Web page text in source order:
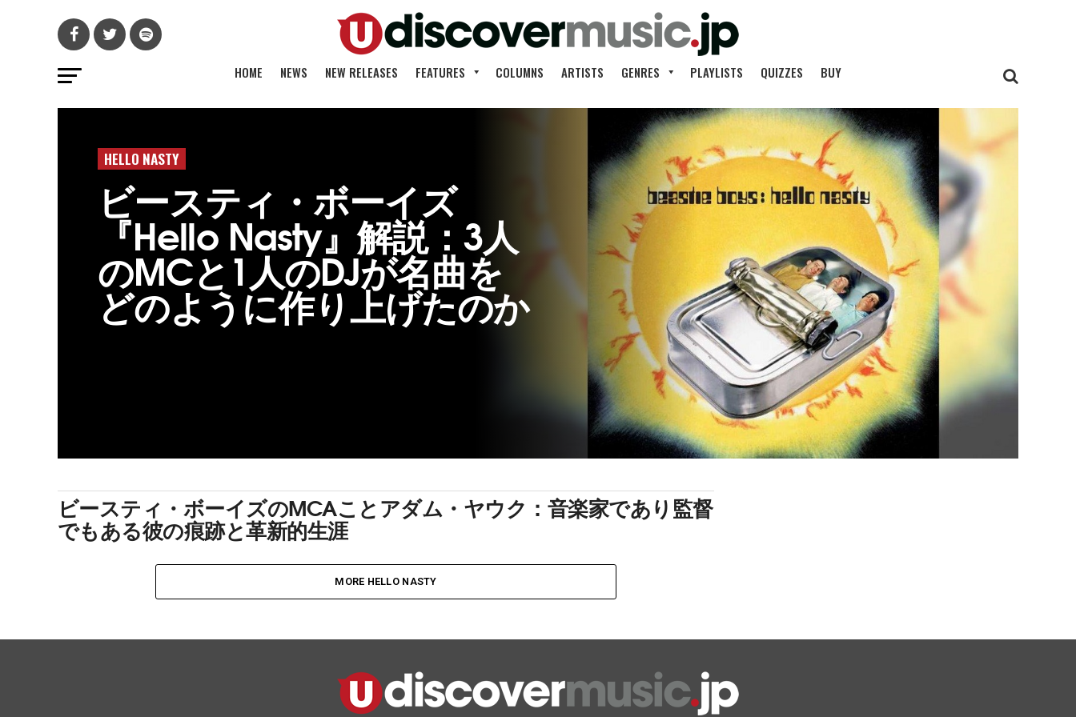
HOME NEWS NEW RELEASES FEATURES COLUMNS ARTISTS GENRES PLAYLISTS QUIZZES BUY
HELLO NASTY
ビースティ・ボーイズ
『Hello Nasty』解説：3人
のMCと1人のDJが名曲を
どのように作り上げたのか
ビースティ・ボーイズのMCAことアダム・ヤウク：音楽家であり監督
でもある彼の痕跡と革新的生涯
MORE HELLO NASTY